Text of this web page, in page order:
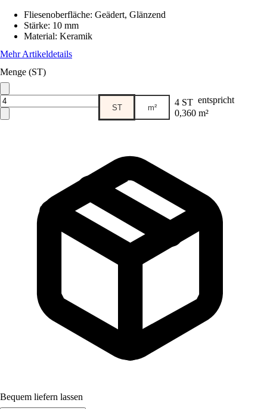
Fliesenoberfläche: Geädert, Glänzend
Stärke: 10 mm
Material: Keramik
Mehr Artikeldetails
Menge (ST)
ST m² 4 ST entspricht
0,360 m²
Bequem liefern lassen